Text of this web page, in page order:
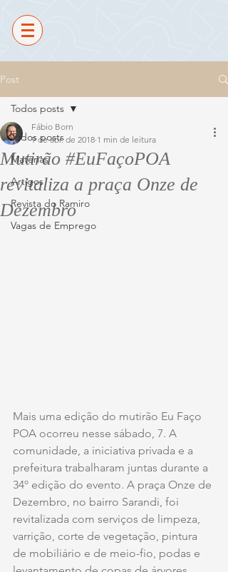
Post
Todos posts
Matérias
Artigos
Revista do Ramiro
Vagas de Emprego
Todos posts
Mutirão #EuFaçoPOA
revitaliza a praça Onze de
Dezembro
Fábio Born
9 de abr. de 2018 1 min de leitura
Mais uma edição do mutirão Eu Faço
POA ocorreu nesse sábado, 7. A
comunidade, a iniciativa privada e a
prefeitura trabalharam juntas durante a
34º edição do evento. A praça Onze de
Dezembro, no bairro Sarandi, foi
revitalizada com serviços de limpeza,
varrição, corte de vegetação, pintura
de mobiliário e de meio-fio, podas e